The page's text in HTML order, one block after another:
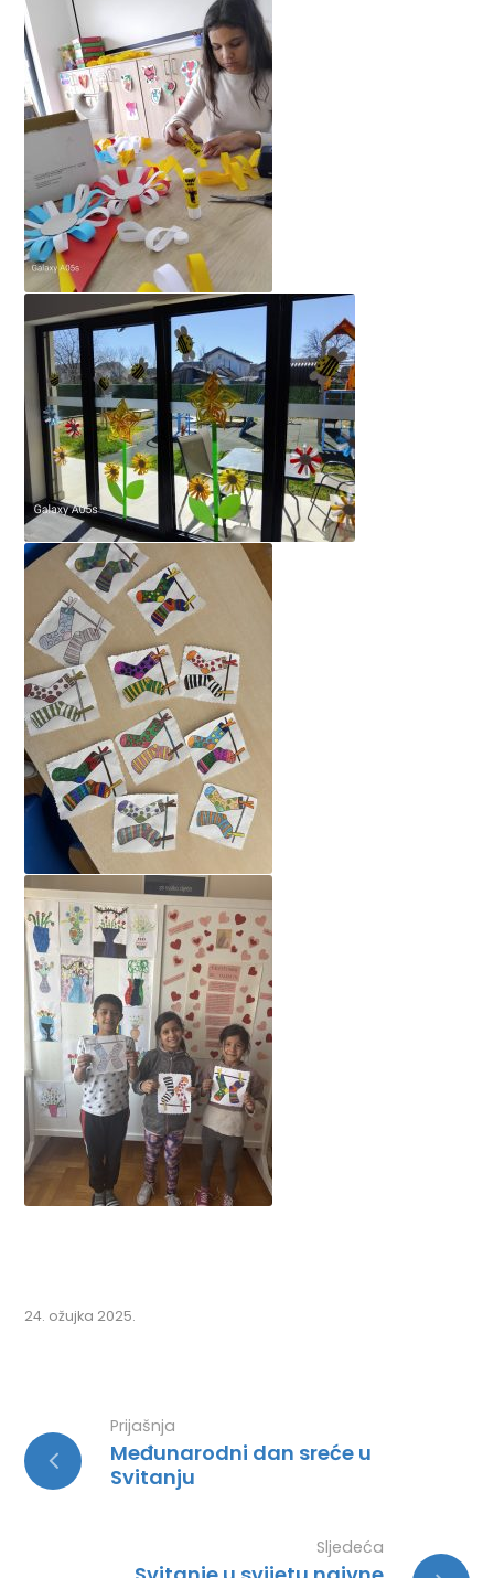
24. ožujka 2025.
Prijašnja
Međunarodni dan sreće u
Svitanju
Sljedeća